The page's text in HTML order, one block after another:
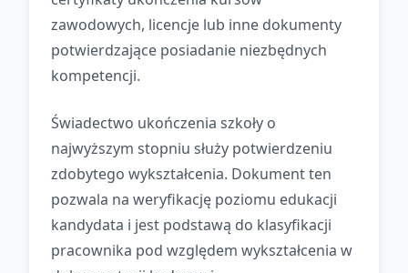
zawodowych, licencje lub inne dokumenty
potwierdzające posiadanie niezbędnych
kompetencji.
Świadectwo ukończenia szkoły o
najwyższym stopniu służy potwierdzeniu
zdobytego wykształcenia. Dokument ten
pozwala na weryfikację poziomu edukacji
kandydata i jest podstawą do klasyfikacji
pracownika pod względem wykształcenia w